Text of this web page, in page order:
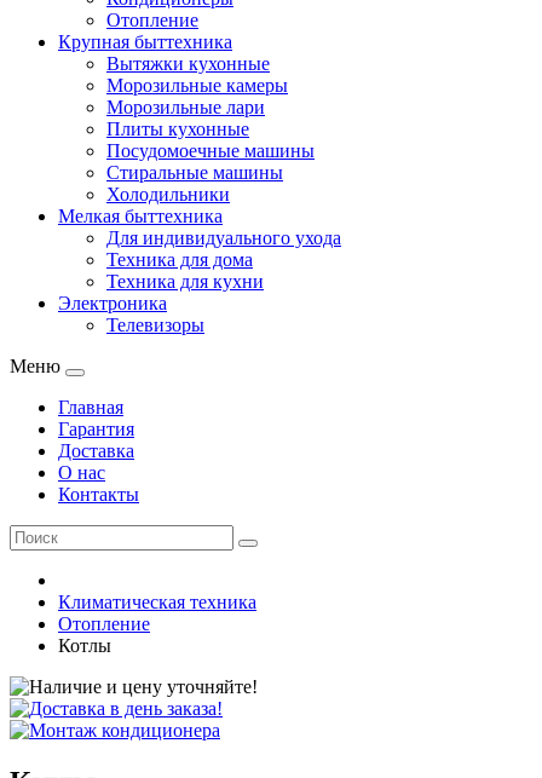
Отопление
Крупная быттехника
Вытяжки кухонные
Морозильные камеры
Морозильные лари
Плиты кухонные
Посудомоечные машины
Стиральные машины
Холодильники
Мелкая быттехника
Для индивидуального ухода
Техника для дома
Техника для кухни
Электроника
Телевизоры
Меню
Главная
Гарантия
Доставка
О нас
Контакты
Климатическая техника
Отопление
Котлы